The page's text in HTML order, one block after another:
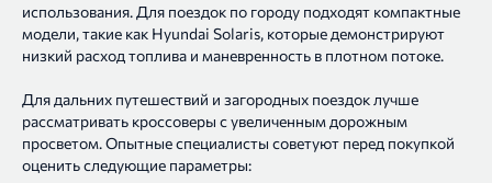
использования. Для поездок по городу подходят компактные
модели, такие как Hyundai Solaris, которые демонстрируют
низкий расход топлива и маневренность в плотном потоке.
Для дальних путешествий и загородных поездок лучше
рассматривать кроссоверы с увеличенным дорожным
просветом. Опытные специалисты советуют перед покупкой
оценить следующие параметры: